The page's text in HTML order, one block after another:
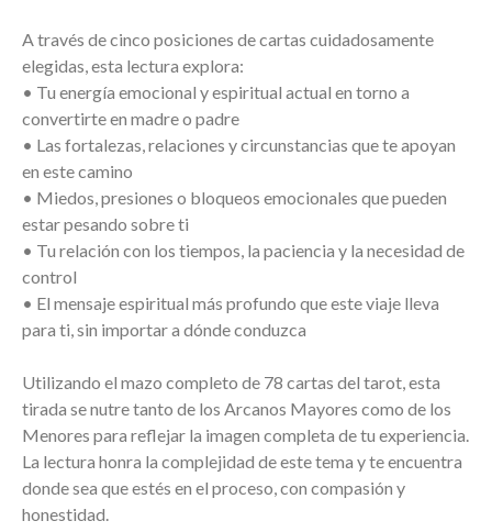
A través de cinco posiciones de cartas cuidadosamente
elegidas, esta lectura explora:
• Tu energía emocional y espiritual actual en torno a
convertirte en madre o padre
• Las fortalezas, relaciones y circunstancias que te apoyan
en este camino
• Miedos, presiones o bloqueos emocionales que pueden
estar pesando sobre ti
• Tu relación con los tiempos, la paciencia y la necesidad de
control
• El mensaje espiritual más profundo que este viaje lleva
para ti, sin importar a dónde conduzca
Utilizando el mazo completo de 78 cartas del tarot, esta
tirada se nutre tanto de los Arcanos Mayores como de los
Menores para reflejar la imagen completa de tu experiencia.
La lectura honra la complejidad de este tema y te encuentra
donde sea que estés en el proceso, con compasión y
honestidad.